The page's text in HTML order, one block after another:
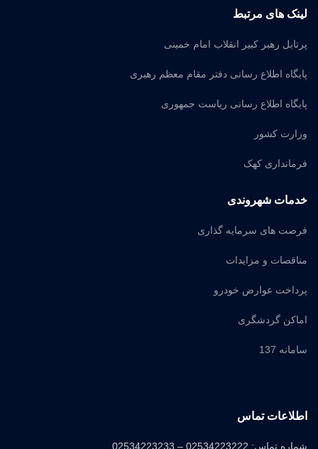
لینک های مرتبط
پرتابل رهبر کبیر انقلاب امام خمینی
پایگاه اطلاع رسانی دفتر مقام معظم رهبری
پایگاه اطلاع رسانی ریاست جمهوری
وزارت کشور
فرمانداری کهک
خدمات شهروندی
فرصت های سرمایه گذاری
مناقصات و مزایدات
پرداخت عوارض خودرو
اماکن گردشگری
سامانه 137
اطلاعات تماس
شماره تماس: 02534223222 – 02534223233